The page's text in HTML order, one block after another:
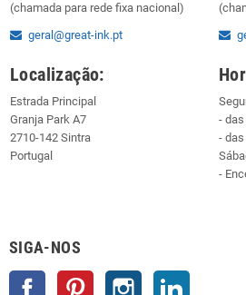
(chamada para rede fixa nacional)
geral@great-ink.pt
Localização:
Estrada Principal
Granja Park A7
2710-142 Sintra
Portugal
-
-
-
SIGA-NOS
Facebook Pinterest Instagram